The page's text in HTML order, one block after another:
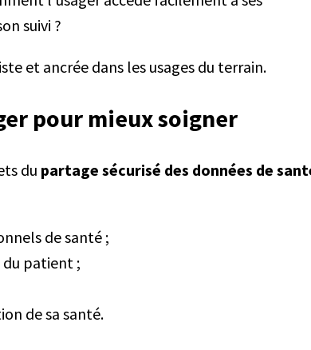
suivi ?
et ancrée dans les usages du terrain.
pour mieux soigner
du partage sécurisé des données de
de santé ;
patient ;
de sa santé.